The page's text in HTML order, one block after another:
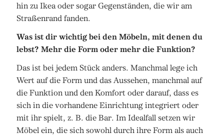
hin zu Ikea oder sogar Gegenständen, die wir am
Straßenrand fanden.
Was ist dir wichtig bei den Möbeln, mit denen du
lebst? Mehr die Form oder mehr die Funktion?
Das ist bei jedem Stück anders. Manchmal lege ich
Wert auf die Form und das Aussehen, manchmal auf
die Funktion und den Komfort oder darauf, dass es
sich in die vorhandene Einrichtung integriert oder
mit ihr spielt, z. B. die Bar. Im Idealfall setzen wir
Möbel ein, die sich sowohl durch ihre Form als auch